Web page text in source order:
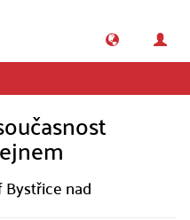
nad